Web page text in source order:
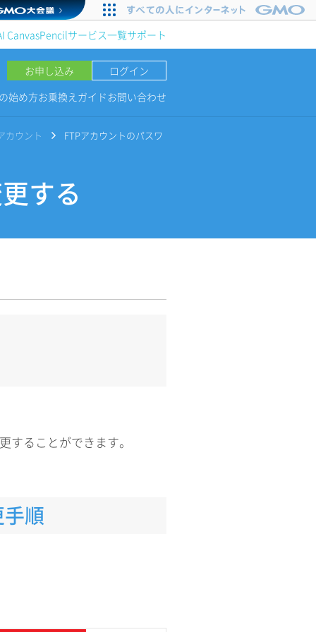
CanvasPencilサービス一覧サポート
お申し込み
ログイン
始め方お乗換えガイドお問い合わせ
カウント FTPアカウントのパスワ
する
することができます。
順